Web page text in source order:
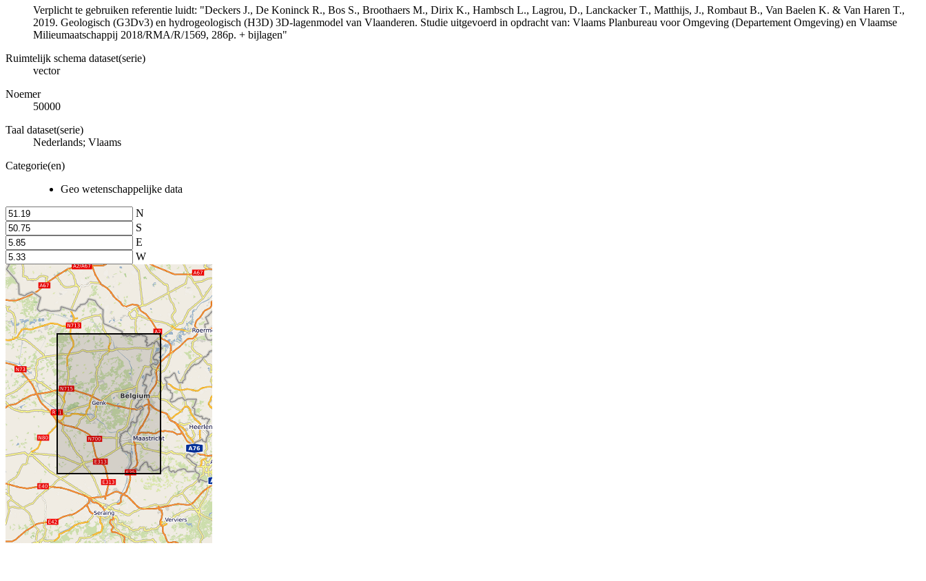
Verplicht te gebruiken referentie luidt: "Deckers J., De Koninck R., Bos S., Broothaers M., Dirix K., Hambsch L., Lagrou, D., Lanckacker T., Matthijs, J., Rombaut B., Van Baelen K. & Van Haren T.,
2019. Geologisch (G3Dv3) en hydrogeologisch (H3D) 3D-lagenmodel van Vlaanderen. Studie uitgevoerd in opdracht van: Vlaams Planbureau voor Omgeving (Departement Omgeving) en Vlaamse
Milieumaatschappij 2018/RMA/R/1569, 286p. + bijlagen"
Ruimtelijk schema dataset(serie)
vector
Noemer
50000
Taal dataset(serie)
Nederlands; Vlaams
Categorie(en)
Geo wetenschappelijke data
N
S
E
W